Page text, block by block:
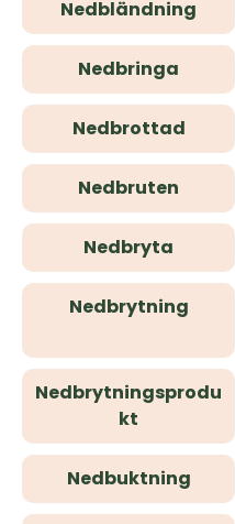
Nedbländning
Nedbringa
Nedbrottad
Nedbruten
Nedbryta
Nedbrytning
Nedbrytningsprodu
kt
Nedbuktning